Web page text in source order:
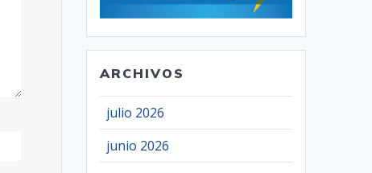
ARCHIVOS
julio 2026
junio 2026